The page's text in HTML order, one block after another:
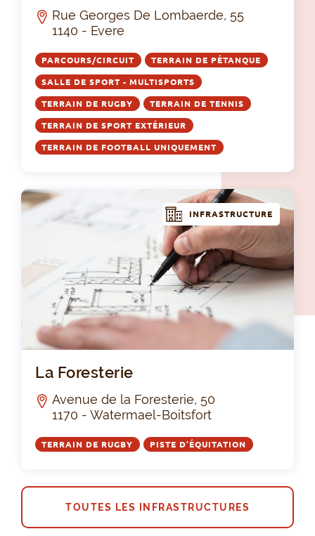
Rue Georges De Lombaerde, 55
1140 - Evere
PARCOURS/CIRCUIT TERRAIN DE PÉTANQUE
SALLE DE SPORT - MULTISPORTS
TERRAIN DE RUGBY TERRAIN DE TENNIS
TERRAIN DE SPORT EXTÉRIEUR
TERRAIN DE FOOTBALL UNIQUEMENT
INFRASTRUCTURE
La Foresterie
Avenue de la Foresterie, 50
1170 - Watermael-Boitsfort
TERRAIN DE RUGBY PISTE D’ÉQUITATION
TOUTES LES INFRASTRUCTURES